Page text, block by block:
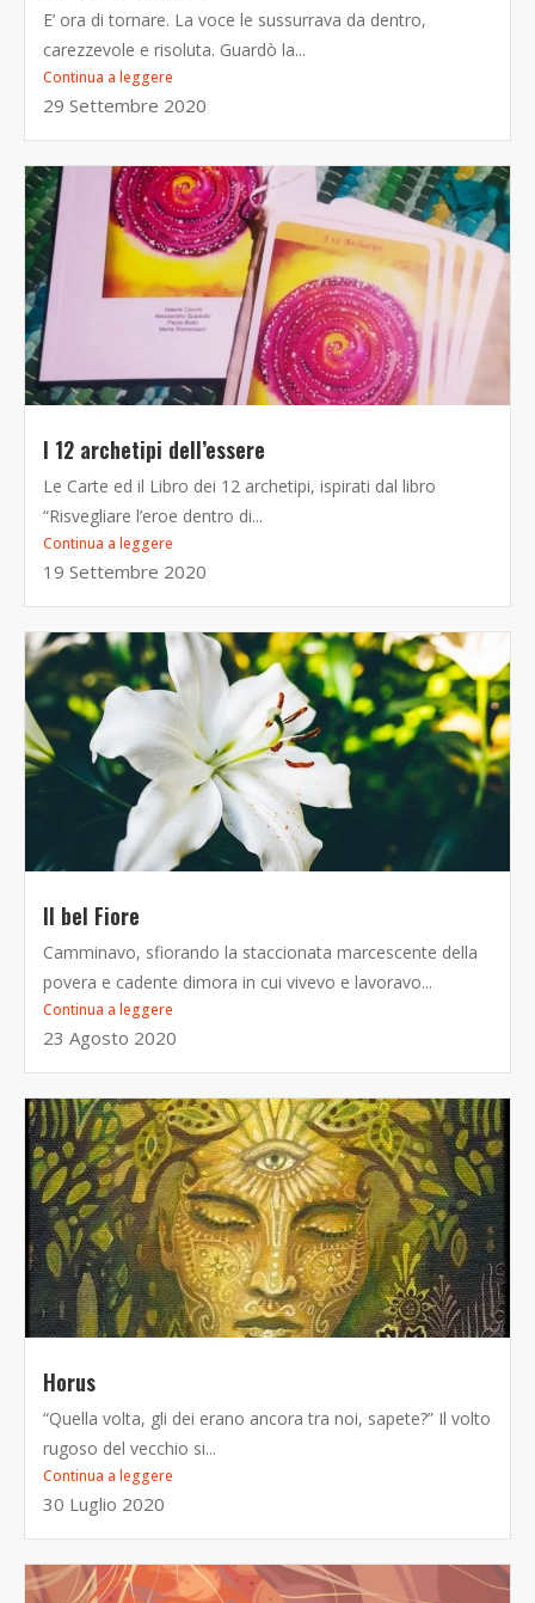
E’ ora di tornare. La voce le sussurrava da dentro,
carezzevole e risoluta. Guardò la...
Continua a leggere
29 Settembre 2020
I 12 archetipi dell’essere
Le Carte ed il Libro dei 12 archetipi, ispirati dal libro
“Risvegliare l’eroe dentro di...
Continua a leggere
19 Settembre 2020
Il bel Fiore
Camminavo, sfiorando la staccionata marcescente della
povera e cadente dimora in cui vivevo e lavoravo...
Continua a leggere
23 Agosto 2020
Horus
“Quella volta, gli dei erano ancora tra noi, sapete?” Il volto
rugoso del vecchio si...
Continua a leggere
30 Luglio 2020